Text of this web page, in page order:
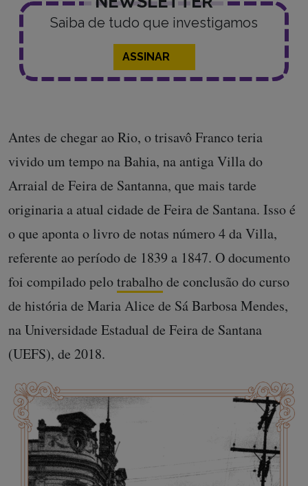
Saiba de tudo que investigamos
ASSINAR
Antes de chegar ao Rio, o trisavô Franco teria
vivido um tempo na Bahia, na antiga Villa do
Arraial de Feira de Santanna, que mais tarde
originaria a atual cidade de Feira de Santana. Isso é
o que aponta o livro de notas número 4 da Villa,
referente ao período de 1839 a 1847. O documento
foi compilado pelotrabalhode conclusão do curso
de história de Maria Alice de Sá Barbosa Mendes,
na Universidade Estadual de Feira de Santana
(UEFS), de 2018.